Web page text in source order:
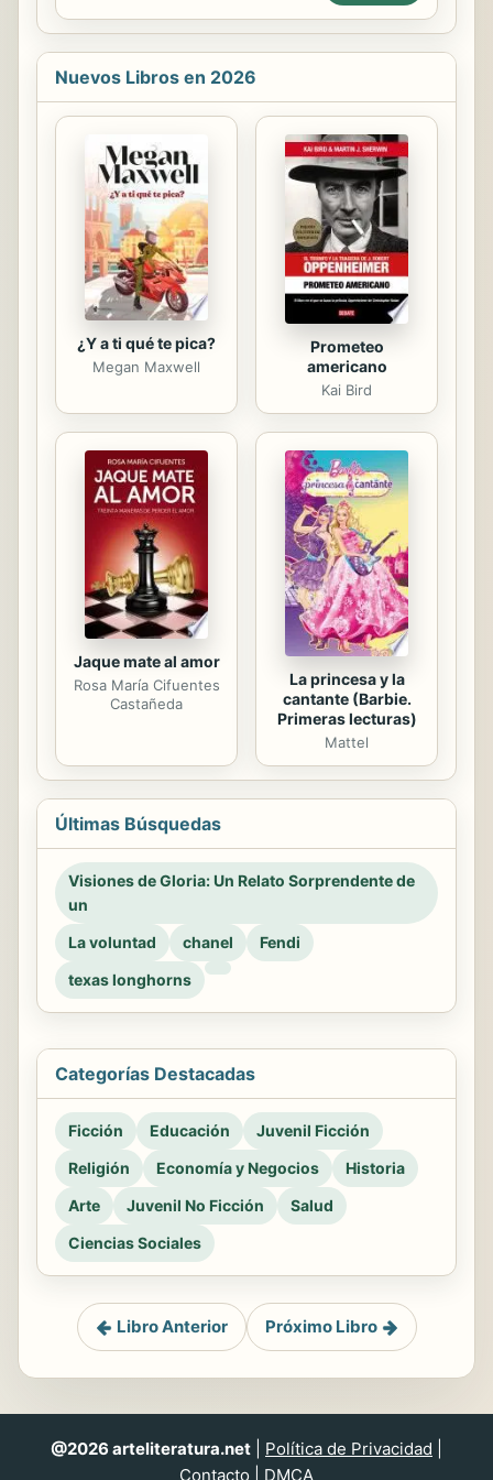
avoid. You've spent several years of
suffering...
fiables y racionales. en definitiva,
seres humanos enca
Nuevos Libros en 2026
¿Y a ti qué te pica?
Megan Maxwell
Prometeo
americano
Kai Bird
Jaque mate al amor
Rosa María Cifuentes
Castañeda
La princesa y la
cantante (Barbie.
Primeras lecturas)
Mattel
Últimas Búsquedas
Visiones de Gloria: Un Relato Sorprendente de
un
La voluntad
chanel
Fendi
texas longhorns
Categorías Destacadas
Ficción Educación
Juvenil Ficción
Religión
Economía y Negocios
Historia
Arte
Juvenil No Ficción
Salud
Ciencias Sociales
Libro Anterior Próximo Libro
@2026 arteliteratura.net Política de Privacidad
Contacto
DMCA